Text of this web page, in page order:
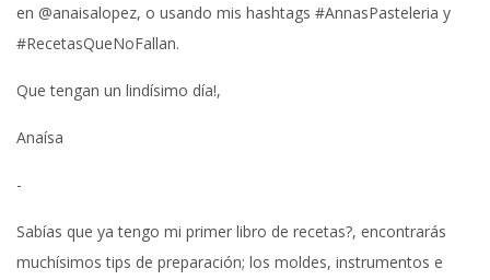
en @anaisalopez, o usando mis hashtags #AnnasPasteleria y
#RecetasQueNoFallan.
Que tengan un lindísimo día!,
Anaísa
-
Sabías que ya tengo mi primer libro de recetas?, encontrarás
muchísimos tips de preparación; los moldes, instrumentos e